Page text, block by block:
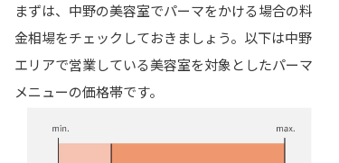
まずは、中野の美容室でパーマをかける場合の料
金相場をチェックしておきましょう。以下は中野
エリアで営業している美容室を対象としたパーマ
メニューの価格帯です。